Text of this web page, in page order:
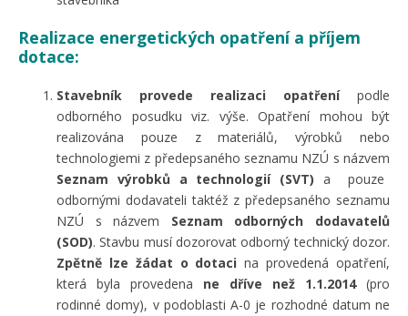
Realizace energetických opatření a příjem
dotace:
Stavebník provede realizaci opatřenípodle
odborného posudku viz. výše. Opatření mohou být
realizována pouze z materiálů, výrobků nebo
technologiemi z předepsaného seznamu NZÚ s názvem
Seznam výrobků a technologií (SVT) a pouze
odbornými dodavateli taktéž z předepsaného seznamu
NZÚ s názvem Seznam odborných dodavatelů
(SOD). Stavbu musí dozorovat odborný technický dozor.
Zpětně lze žádat o dotaci na provedená opatření,
která byla provedena ne dříve než 1.1.2014(pro
rodinné domy), v podoblasti A-0 je rozhodné datum ne